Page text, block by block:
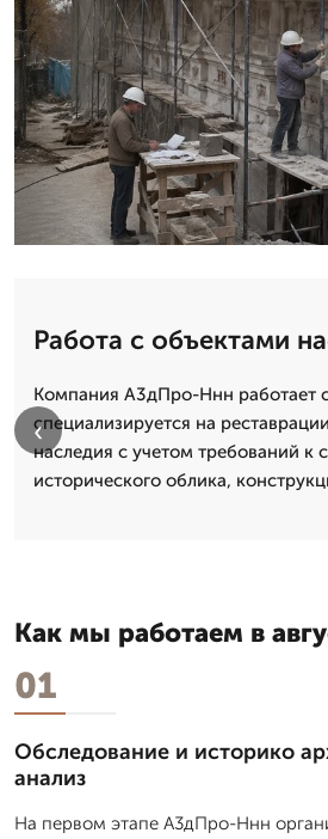
Работа с объектами
Компания А3дПро-Ннн работает
специализируется на
наследия с учетом требований к
исторического облика,
‹
Как мы работаем в
01
Обследование и историко
анализ
На первом этапе А3дПро-Ннн